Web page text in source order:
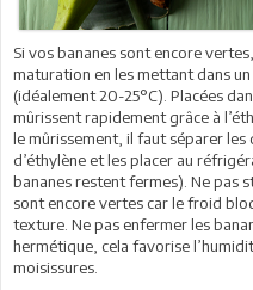
Si vos bananes sont encore
maturation en les mettant dans
(idéalement 20-25°C). Placées
mûrissent rapidement grâce à
le mûrissement, il faut séparer
d’éthylène et les placer au
bananes restent fermes). Ne pas
sont encore vertes car le froid
texture. Ne pas enfermer les
hermétique, cela favorise
moisissures.